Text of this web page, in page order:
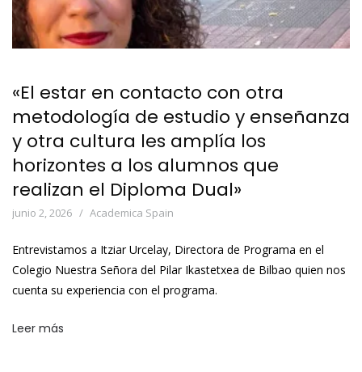
«El estar en contacto con otra
metodología de estudio y enseñanza
y otra cultura les amplía los
horizontes a los alumnos que
realizan el Diploma Dual»
junio 2, 2026 Academica Spain
Entrevistamos a Itziar Urcelay, Directora de Programa en el
Colegio Nuestra Señora del Pilar Ikastetxea de Bilbao quien nos
cuenta su experiencia con el programa.
Leer más